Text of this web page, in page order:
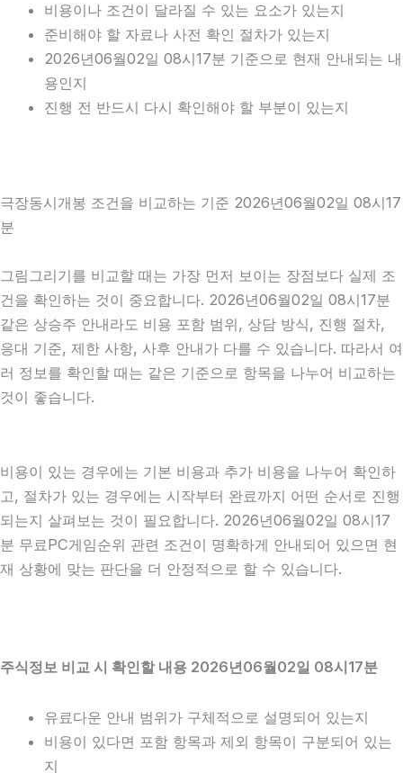
비용이나 조건이 달라질 수 있는 요소가 있는지
준비해야 할 자료나 사전 확인 절차가 있는지
2026년06월02일 08시17분 기준으로 현재 안내되는 내
용인지
진행 전 반드시 다시 확인해야 할 부분이 있는지
극장동시개봉 조건을 비교하는 기준 2026년06월02일 08시17
분
그림그리기를 비교할 때는 가장 먼저 보이는 장점보다 실제 조
건을 확인하는 것이 중요합니다. 2026년06월02일 08시17분
같은 상승주 안내라도 비용 포함 범위, 상담 방식, 진행 절차,
응대 기준, 제한 사항, 사후 안내가 다를 수 있습니다. 따라서 여
러 정보를 확인할 때는 같은 기준으로 항목을 나누어 비교하는
것이 좋습니다.
비용이 있는 경우에는 기본 비용과 추가 비용을 나누어 확인하
고, 절차가 있는 경우에는 시작부터 완료까지 어떤 순서로 진행
되는지 살펴보는 것이 필요합니다. 2026년06월02일 08시17
분 무료PC게임순위 관련 조건이 명확하게 안내되어 있으면 현
재 상황에 맞는 판단을 더 안정적으로 할 수 있습니다.
주식정보 비교 시 확인할 내용 2026년06월02일 08시17분
유료다운 안내 범위가 구체적으로 설명되어 있는지
비용이 있다면 포함 항목과 제외 항목이 구분되어 있는
지